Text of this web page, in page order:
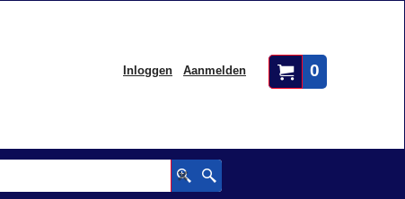
0
Inloggen Aanmelden